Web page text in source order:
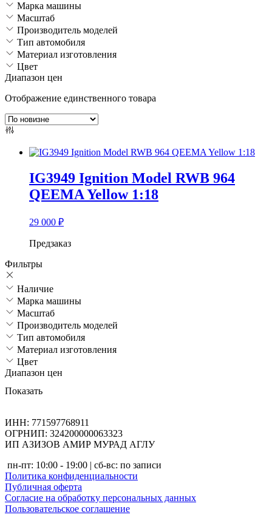
Марка машины
Масштаб
Производитель моделей
Тип автомобиля
Материал изготовления
Цвет
Диапазон цен
Отображение единственного товара
IG3949 Ignition Model RWB 964
QEEMA Yellow 1:18
29 000 ₽
Предзаказ
Фильтры
Наличие
Марка машины
Масштаб
Производитель моделей
Тип автомобиля
Материал изготовления
Цвет
Диапазон цен
Показать
ИНН: 771597768911
ОГРНИП: 324200000063323
ИП АЗИЗОВ АМИР МУРАД АГЛУ
пн-пт: 10:00 - 19:00 | сб-вс: по записи
Политика конфиденциальности
Публичная оферта
Согласие на обработку персональных данных
Пользовательское соглашение